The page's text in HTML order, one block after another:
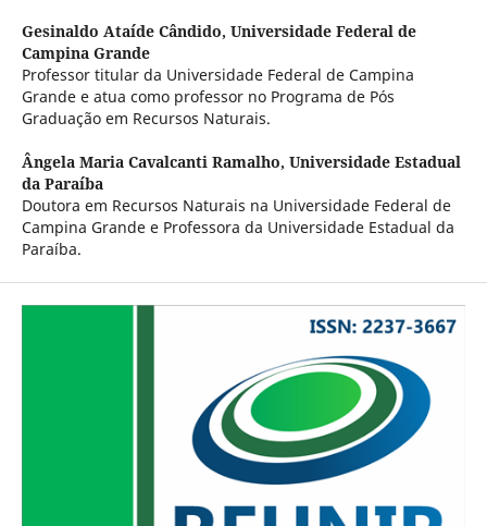
Gesinaldo Ataíde Cândido, Universidade Federal de
Campina Grande
Professor titular da Universidade Federal de Campina
Grande e atua como professor no Programa de Pós
Graduação em Recursos Naturais.
Ângela Maria Cavalcanti Ramalho, Universidade Estadual
da Paraíba
Doutora em Recursos Naturais na Universidade Federal de
Campina Grande e Professora da Universidade Estadual da
Paraíba.